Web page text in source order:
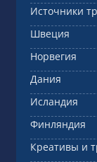
Источники
Швеция
Норвегия
Дания
Исландия
Финляндия
Креативы и